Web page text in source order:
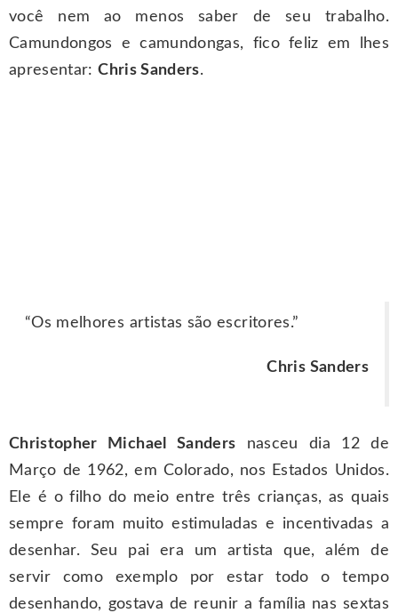
você nem ao menos saber de seu trabalho.
Camundongos e camundongas, fico feliz em lhes
apresentar:Chris Sanders.
“Os melhores artistas são escritores.”
Chris Sanders
Christopher Michael Sanders nasceu dia 12 de
Março de 1962, em Colorado, nos Estados Unidos.
Ele é o filho do meio entre três crianças, as quais
sempre foram muito estimuladas e incentivadas a
desenhar. Seu pai era um artista que, além de
servir como exemplo por estar todo o tempo
desenhando, gostava de reunir a família nas sextas